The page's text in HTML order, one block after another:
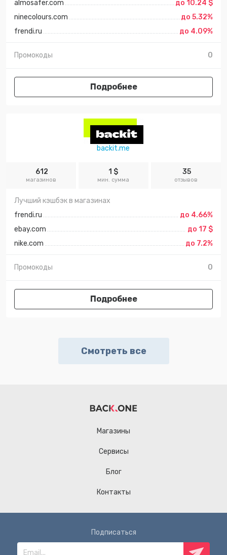
almosafer.com
до 10.24 $
ninecolours.com
до 5.32%
frendi.ru
до 4.09%
Промокоды 0
Подробнее
backit.me
612
магазинов
1 $
мин. сумма
35
отзывов
Лучший кэшбэк в магазинах
frendi.ru
до 4.66%
ebay.com
до 17 $
nike.com
до 7.2%
Промокоды 0
Подробнее
Смотреть все
Магазины
Сервисы
Блог
Контакты
Подписаться